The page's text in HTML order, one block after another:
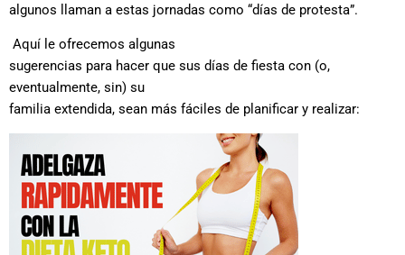
algunos llaman a estas jornadas como “días de protesta”.
Aquí le ofrecemos algunas
sugerencias para hacer que sus días de fiesta con (o,
eventualmente, sin) su
familia extendida, sean más fáciles de planificar y realizar: